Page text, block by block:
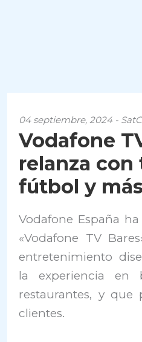
04 septiembre, 2024 -
Vodafone
relanza con
fútbol y más
Vodafone España
«Vodafone TV
entretenimiento
la experiencia en
restaurantes, y que
clientes.